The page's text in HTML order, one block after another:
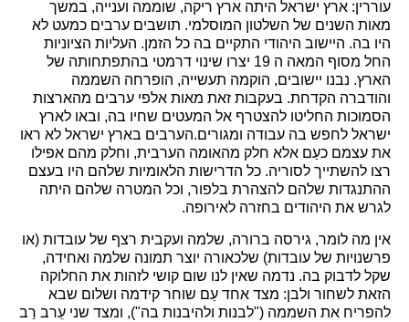
עוררין: ארץ ישראל היתה ארץ ריקה, שוממה וענייה, במשך
מאות השנים של השלטון המוסלמי. תושבים ערבים כמעט לא
היו בה. היישוב היהודי התקיים בה כל הזמן. העליות הציוניות
החל מסוף המאה ה 19 יצרו שינוי דרמטי בהתפתחותה של
הארץ. נבנו יישובים, הוקמה תעשייה, הופרחה השממה
והודברה הקדחת. בעקבות זאת מאות אלפי ערבים מהארצות
הסמוכות החליטו להצטרף אל המעטים שחיו בה, ובאו לארץ
ישראל לחפש בה עבודה ומגורים.הערבים בארץ ישראל לא ראו
את עצמם כעַם אלא חלק מהאומה הערבית, וחלק מהם אפילו
רצו להשתייך לסוריה. כל הדרישות הלאומיות שלהם היו בעצם
ההתנגדות שלהם להצהרת בלפור, וכל המטרה שלהם היתה
לגרש את היהודים בחזרה לאירופה.
אין מה לומר, גירסה ברורה, שלמה ועקבית רצף של עובדות (או
פרשנויות של עובדות) שלכאורה יוצר תמונה שלמה ואחידה,
שקל לדבוק בה. נדמה שאין לנו שום קושי לזהות את החלוקה
הזאת לשחור ולבן: מצד אחד עַם שוחר קידמה ושלום שבא
להפריח את השממה ("לבנות ולהיבנות בה"), ומצד שני עֵרב רַב